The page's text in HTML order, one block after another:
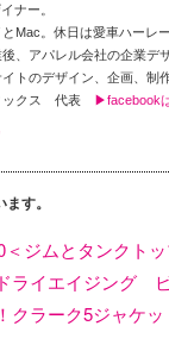
ナー。
Mac。休日は愛車ハーレ
、アパレル会社の企業デ
トのデザイン、企画、制
ックス 代表 ▶facebook
す。
＜ジムとタンクト
ドライエイジング